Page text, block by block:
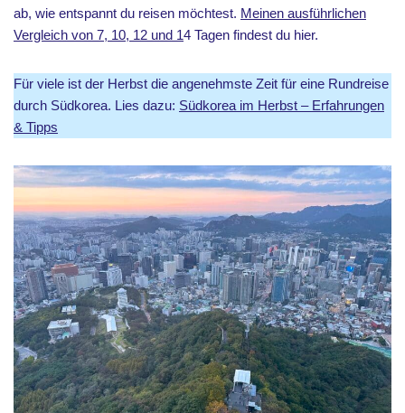
ab, wie entspannt du reisen möchtest. Meinen ausführlichen
Vergleich von 7, 10, 12 und 14 Tagen findest du hier.
Für viele ist der Herbst die angenehmste Zeit für eine Rundreise
durch Südkorea. Lies dazu: Südkorea im Herbst – Erfahrungen
& Tipps